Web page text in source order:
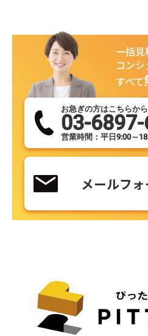
一括
コンシ
すべて
お急ぎの方はこちらから
03-
営業時間：平日9:00～
メールフ